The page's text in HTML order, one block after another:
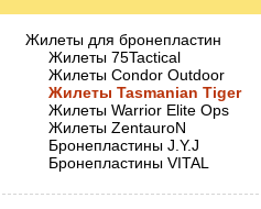
Жилеты для бронепластин
Жилеты 75Tactical
Жилеты Condor Outdoor
Жилеты Tasmanian Tiger
Жилеты Warrior Elite Ops
Жилеты ZentauroN
Бронепластины J.Y.J
Бронепластины VITAL